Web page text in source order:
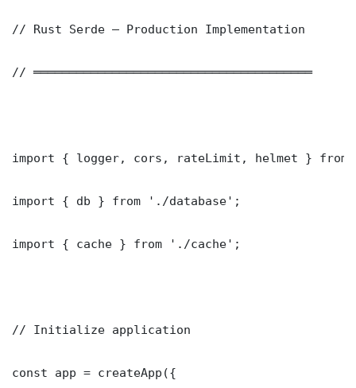
// Rust Serde — Production Implementation
// ═══════════════════════════════════════
import { logger, cors, rateLimit, helmet } from
import { db } from './database';
import { cache } from './cache';
// Initialize application
const app = createApp({